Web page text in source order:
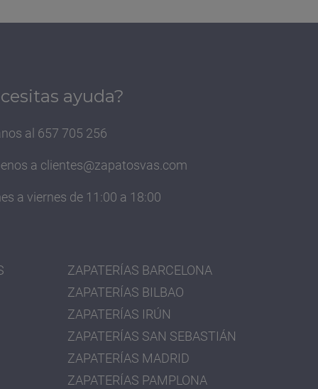
ayuda?
al 657 705 256
a clientes@zapatosvas.com
a viernes de 11:00 a 18:00
ZAPATERÍAS BARCELONA
ZAPATERÍAS BILBAO
ZAPATERÍAS IRÚN
ZAPATERÍAS SAN SEBASTIÁN
ZAPATERÍAS MADRID
ZAPATERÍAS PAMPLONA